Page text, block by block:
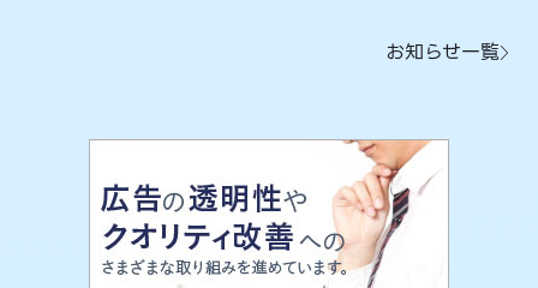
お知らせ一覧